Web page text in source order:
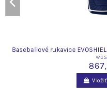
Baseballové rukavice